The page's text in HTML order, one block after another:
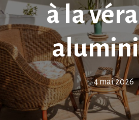
à la
4 mai 2026